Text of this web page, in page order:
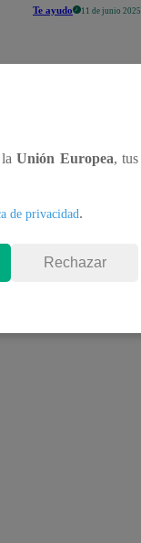
Te ayudo 11 de junio 2025
laUnión Europea, tus
de privacidad.
Rechazar